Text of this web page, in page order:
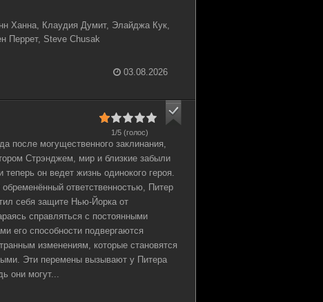
Ханна, Клаудия Думит, Элайджа Кук,
Перрет, Steve Chusak
03.08.2026
1/5 (голос)
после могущественного заклинания,
Стрэнджем, мир и близкие забыли
теперь он ведет жизнь одинокого героя.
ответственностью, Питер
себя защите Нью-Йорка от
справляться с постоянными
его способности подвергаются
изменениям, которые становятся
Эти перемены вызывают у Питера
они могут...